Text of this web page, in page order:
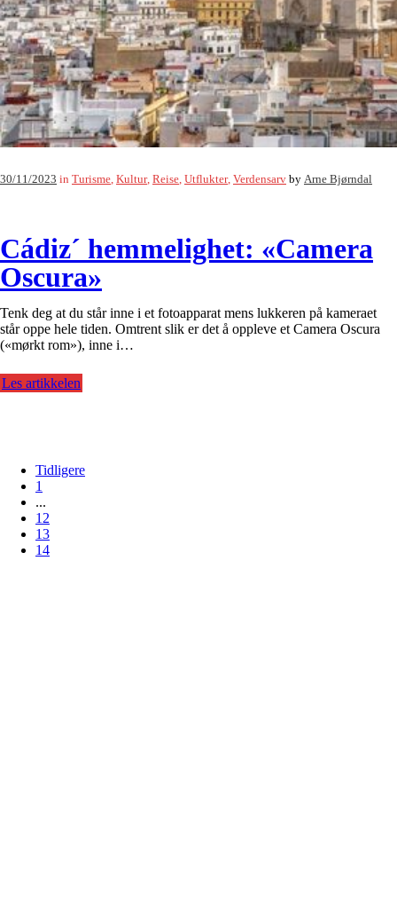
30/11/2023 in Turisme, Kultur, Reise, Utflukter, Verdensarv by Arne Bjørndal
Cádiz´ hemmelighet: «Camera
Oscura»
Tenk deg at du står inne i et fotoapparat mens lukkeren på kameraet
står oppe hele tiden. Omtrent slik er det å oppleve et Camera Oscura
(«mørkt rom»), inne i…
Les artikkelen
Tidligere
1
...
12
13
14